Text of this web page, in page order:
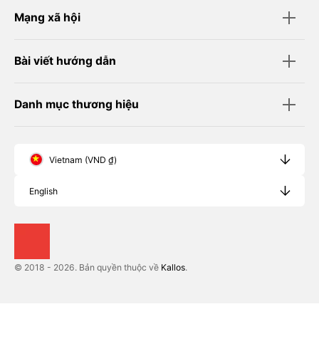
Mạng xã hội
Bài viết hướng dẫn
Danh mục thương hiệu
Vietnam (VND ₫)
English
© 2018 - 2026. Bản quyền thuộc về Kallos.